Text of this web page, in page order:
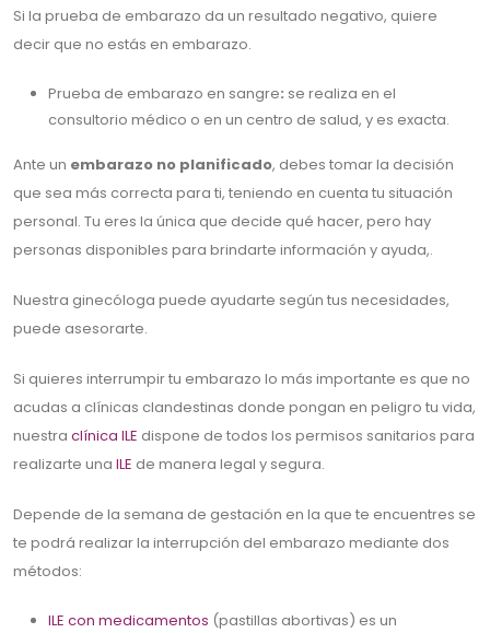
Si la prueba de embarazo da un resultado negativo, quiere
decir que no estás en embarazo.
Prueba de embarazo en sangre: se realiza en el
consultorio médico o en un centro de salud, y es exacta.
Ante un embarazo no planificado, debes tomar la decisión
que sea más correcta para ti, teniendo en cuenta tu situación
personal. Tu eres la única que decide qué hacer, pero hay
personas disponibles para brindarte información y ayuda,.
Nuestra ginecóloga puede ayudarte según tus necesidades,
puede asesorarte.
Si quieres interrumpir tu embarazo lo más importante es que no
acudas a clínicas clandestinas donde pongan en peligro tu vida,
nuestra clínica ILE dispone de todos los permisos sanitarios para
realizarte una ILE de manera legal y segura.
Depende de la semana de gestación en la que te encuentres se
te podrá realizar la interrupción del embarazo mediante dos
métodos:
ILE con medicamentos (pastillas abortivas) es un